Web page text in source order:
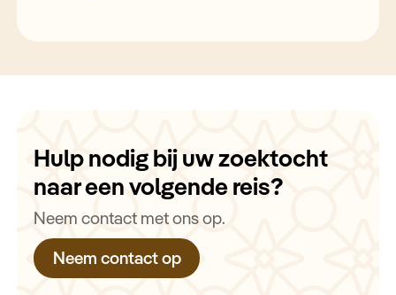
Hulp nodig bij uw zoektocht
naar een volgende reis?
Neem contact met ons op.
Neem contact op